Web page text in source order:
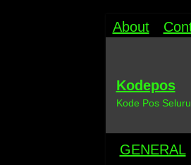
About
Kodepos
Kode Pos
GENERAL